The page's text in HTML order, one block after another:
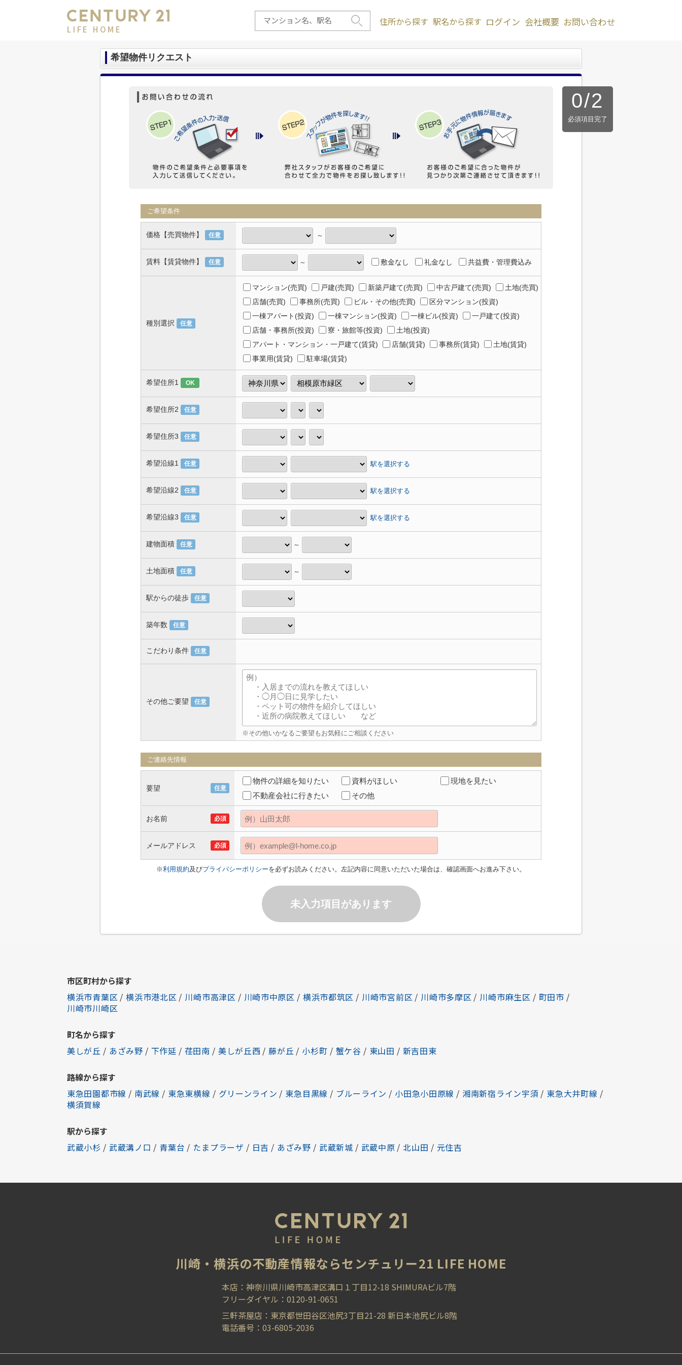
LIFE HOME
住所から探す 駅名から探す ログイン 会社概要 お問い合わせ
希望物件リクエスト
0/2
必須項目完了
ご希望条件
価格【売買物件】 任意 ～
賃料【賃貸物件】 任意 ～ 敷金なし 礼金なし 共益費・管理費込み
種別選択 任意
マンション(売買) 戸建(売買) 新築戸建て(売買) 中古戸建て(売買)
土地(売買)
店舗(売買)
事務所(売買) ビル・その他(売買)
区分マンション(投資)
一棟アパート(投資)
一棟マンション(投資) 一棟ビル(投資)
一戸建て(投資)
店舗・事務所(投資)
寮・旅館等(投資)
土地(投資)
アパート・マンション・一戸建て(賃貸)
店舗(賃貸) 事務所(賃貸)
土地(賃貸)
事業用(賃貸)
駐車場(賃貸)
希望住所1 OK
希望住所2 任意
希望住所3 任意
希望沿線1 任意 駅を選択する
希望沿線2 任意 駅を選択する
希望沿線3 任意 駅を選択する
建物面積 任意 ～
土地面積 任意 ～
駅からの徒歩 任意
築年数 任意
こだわり条件 任意
その他ご要望 任意
※その他いかなるご要望もお気軽にご相談ください
ご連絡先情報
要望 任意
物件の詳細を知りたい 資料がほしい
現地を見たい
不動産会社に行きたい
その他
お名前 必須
メールアドレス 必須
※利用規約及びプライバシーポリシーを必ずお読みください。左記内容に同意いただいた場合は、確認画面へお進み下さい。
未入力項目があります
市区町村から探す
横浜市青葉区 / 横浜市港北区 / 川崎市高津区 / 川崎市中原区 / 横浜市都筑区 / 川崎市宮前区 / 川崎市多摩区 / 川崎市麻生区 / 町田市 /
川崎市川崎区
町名から探す
美しが丘 / あざみ野 / 下作延 / 荏田南 / 美しが丘西 / 藤が丘 / 小杉町 / 蟹ケ谷 / 東山田 / 新吉田東
路線から探す
東急田園都市線 / 南武線 / 東急東横線 / グリーンライン / 東急目黒線 / ブルーライン / 小田急小田原線 / 湘南新宿ライン宇須 / 東急大井町線 /
横須賀線
駅から探す
武蔵小杉 / 武蔵溝ノ口 / 青葉台 / たまプラーザ / 日吉 / あざみ野 / 武蔵新城 / 武蔵中原 / 北山田 / 元住吉
川崎‧横浜の不動産情報ならセンチュリー21 LIFE HOME
本店：神奈川県川崎市高津区溝口１丁目12-18 SHIMURAビル7階
フリーダイヤル：0120-91-0651
三軒茶屋店：東京都世田谷区池尻3丁目21-28 新日本池尻ビル8階
電話番号：03-6805-2036